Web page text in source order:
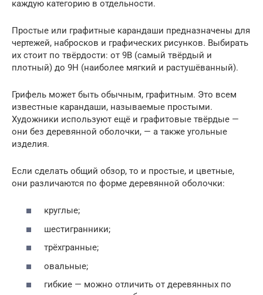
каждую категорию в отдельности.
Простые или графитные карандаши предназначены для
чертежей, набросков и графических рисунков. Выбирать
их стоит по твёрдости: от 9В (самый твёрдый и
плотный) до 9Н (наиболее мягкий и растушёванный).
Грифель может быть обычным, графитным. Это всем
известные карандаши, называемые простыми.
Художники используют ещё и графитовые твёрдые —
они без деревянной оболочки, — а также угольные
изделия.
Если сделать общий обзор, то и простые, и цветные,
они различаются по форме деревянной оболочки:
круглые;
шестигранники;
трёхгранные;
овальные;
гибкие — можно отличить от деревянных по